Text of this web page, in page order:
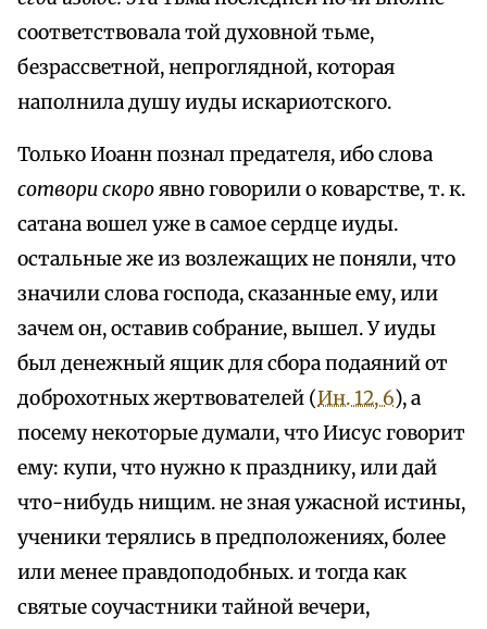
соответствовала той духовной тьме,
безрассветной, непроглядной, которая
наполнила душу иуды искариотского.
Только Иоанн познал предателя, ибо слова
сотвори скороявно говорили о коварстве, т. к.
сатана вошел уже в самое сердце иуды.
остальные же из возлежащих не поняли, что
значили слова господа, сказанные ему, или
зачем он, оставив собрание, вышел. У иуды
был денежный ящик для сбора подаяний от
доброхотных жертвователей (Ин. 12, 6), а
посему некоторые думали, что Иисус говорит
ему: купи, что нужно к празднику, или дай
что-нибудь нищим. не зная ужасной истины,
ученики терялись в предположениях, более
или менее правдоподобных. и тогда как
святые соучастники тайной вечери,